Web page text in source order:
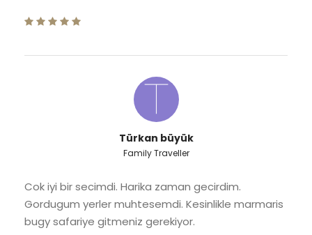
Türkan büyük
Family Traveller
Cok iyi bir secimdi. Harika zaman gecirdim.
Gordugum yerler muhtesemdi. Kesinlikle marmaris
bugy safariye gitmeniz gerekiyor.